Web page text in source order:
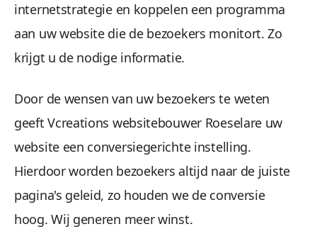
internetstrategie en koppelen een programma
aan uw website die de bezoekers monitort. Zo
krijgt u de nodige informatie.
Door de wensen van uw bezoekers te weten
geeft Vcreations websitebouwer Roeselare uw
website een conversiegerichte instelling.
Hierdoor worden bezoekers altijd naar de juiste
pagina's geleid, zo houden we de conversie
hoog. Wij generen meer winst.